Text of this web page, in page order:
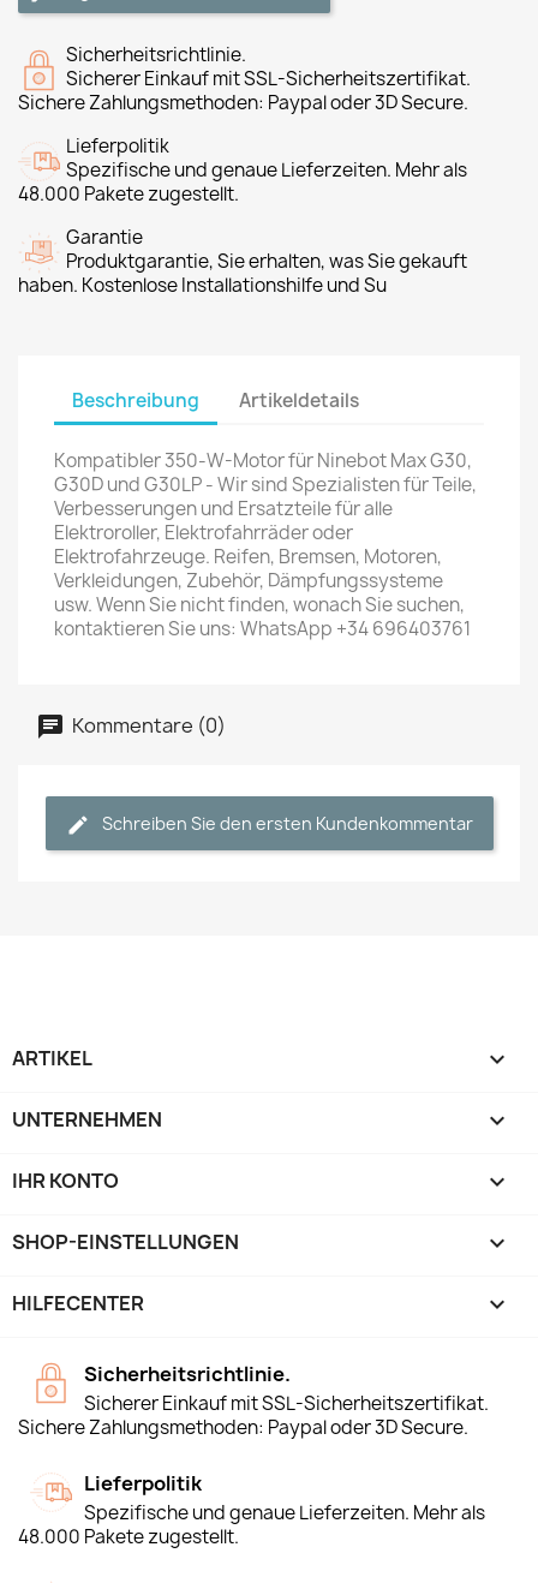
Sicherheitsrichtlinie.
Sicherer Einkauf mit SSL-Sicherheitszertifikat.
Sichere Zahlungsmethoden: Paypal oder 3D Secure.
Lieferpolitik
Spezifische und genaue Lieferzeiten. Mehr als
48.000 Pakete zugestellt.
Garantie
Produktgarantie, Sie erhalten, was Sie gekauft
haben. Kostenlose Installationshilfe und Su
Beschreibung Artikeldetails
Kompatibler 350-W-Motor für Ninebot Max G30,
G30D und G30LP - Wir sind Spezialisten für Teile,
Verbesserungen und Ersatzteile für alle
Elektroroller, Elektrofahrräder oder
Elektrofahrzeuge. Reifen, Bremsen, Motoren,
Verkleidungen, Zubehör, Dämpfungssysteme
usw. Wenn Sie nicht finden, wonach Sie suchen,
kontaktieren Sie uns: WhatsApp +34 696403761
Kommentare (0)
Schreiben Sie den ersten Kundenkommentar
ARTIKEL 
UNTERNEHMEN 
IHR KONTO 
SHOP-EINSTELLUNGEN keyboard_arrow_down
HILFECENTER 
Sicherheitsrichtlinie.
Sicherer Einkauf mit SSL-Sicherheitszertifikat.
Sichere Zahlungsmethoden: Paypal oder 3D Secure.
Lieferpolitik
Spezifische und genaue Lieferzeiten. Mehr als
48.000 Pakete zugestellt.